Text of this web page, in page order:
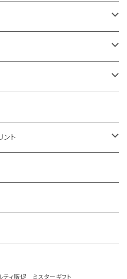
ース
販品
産品
ズ
ント
エコバッグ
ティ販促 ミスターギフト